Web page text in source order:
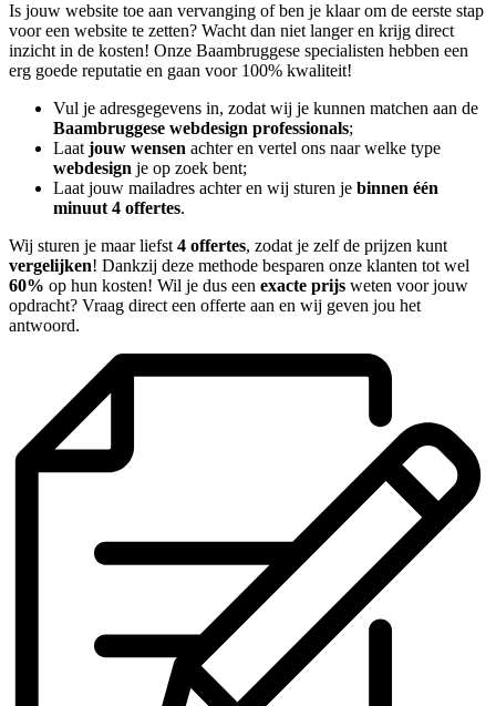
Is jouw website toe aan vervanging of ben je klaar om de eerste stap
voor een website te zetten? Wacht dan niet langer en krijg direct
inzicht in de kosten! Onze Baambruggese specialisten hebben een
erg goede reputatie en gaan voor 100% kwaliteit!
Vul je adresgegevens in, zodat wij je kunnen matchen aan de
Baambruggese webdesign professionals;
Laat jouw wensen achter en vertel ons naar welke type
webdesign je op zoek bent;
Laat jouw mailadres achter en wij sturen je binnen één
minuut 4 offertes.
Wij sturen je maar liefst 4 offertes, zodat je zelf de prijzen kunt
vergelijken! Dankzij deze methode besparen onze klanten tot wel
60% op hun kosten! Wil je dus een exacte prijs weten voor jouw
opdracht? Vraag direct een offerte aan en wij geven jou het
antwoord.